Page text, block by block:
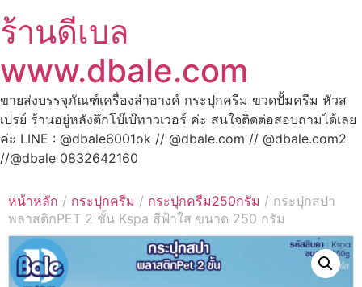
ร้านดีเบล
www.dbale.com
ขายส่งบรรจุภัณฑ์เครื่องสำอางค์ กระปุกครีม ขวดปั้มครีม หัวส
เปรย์ ร้านอยู่หลังตึกโบ๊เบ๊ทาวเวอร์ ค่ะ สนใจติดต่อสอบถามได้เลย
ค่ะ LINE : @dbale6001ok // @dbale.com // @dbale.com2
//@dbale 0832642160
หน้าหลัก / กระปุกครีม / กระปุกครีม250กรัม / กระปุกสปา
พลาสติกPET 2 ชั้น Kspa สีฟ้าใส ขนาด 250 กรัม